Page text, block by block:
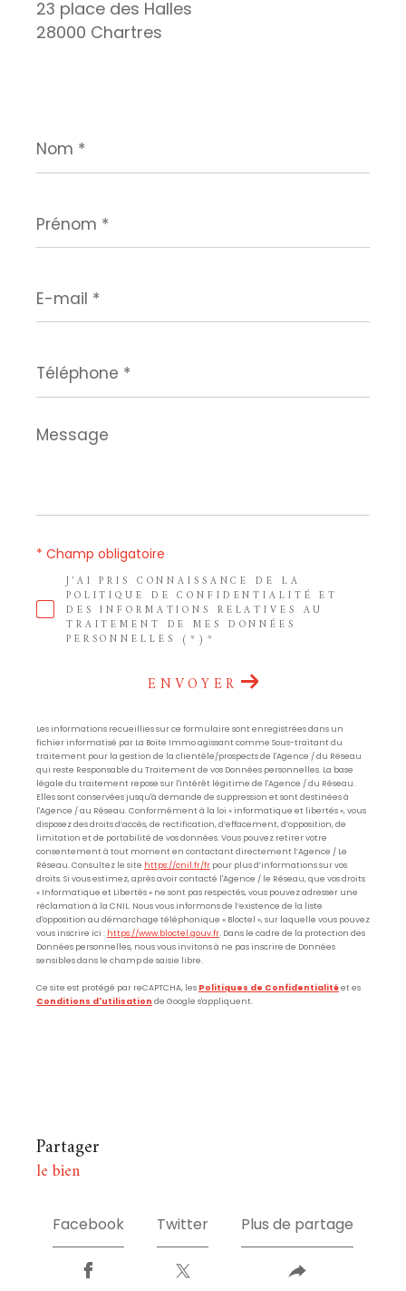
23 place des Halles
28000 Chartres
*
*
mail
*
*
Message
*
J'AI PRIS CONNAISSANCE DE LA
POLITIQUE DE CONFIDENTIALITÉ ET
DES INFORMATIONS RELATIVES AU
TRAITEMENT DE MES DONNÉES
PERSONNELLES (*)*
* Champ obligatoire
ENVOYER
Les informations recueillies sur ce formulaire sont enregistrées dans un
fichier informatisé par La Boite Immo agissant comme Sous-traitant du
traitement pour la gestion de la clientèle/prospects de l'Agence / du Réseau
qui reste Responsable du Traitement de vos Données personnelles. La base
légale du traitement repose sur l'intérêt légitime de l'Agence / du Réseau.
Elles sont conservées jusqu'à demande de suppression et sont destinées à
l'Agence / au Réseau. Conformément à la loi « informatique et libertés », vous
disposez des droits d’accès, de rectification, d’effacement, d’opposition, de
limitation et de portabilité de vos données. Vous pouvez retirer votre
consentement à tout moment en contactant directement l’Agence / Le
Réseau. Consultez le site https://cnil.fr/fr pour plus d’informations sur vos
droits. Si vous estimez, après avoir contacté l'Agence / le Réseau, que vos droits
« Informatique et Libertés » ne sont pas respectés, vous pouvez adresser une
réclamation à la CNIL. Nous vous informons de l’existence de la liste
d'opposition au démarchage téléphonique « Bloctel », sur laquelle vous pouvez
vous inscrire ici : https://www.bloctel.gouv.fr. Dans le cadre de la protection des
Données personnelles, nous vous invitons à ne pas inscrire de Données
sensibles dans le champ de saisie libre.
Ce site est protégé par reCAPTCHA, les Politiques de Confidentialitéet es
Conditions d'utilisation de Google s'appliquent.
partager
le bien
Facebook Twitter Plus de partage